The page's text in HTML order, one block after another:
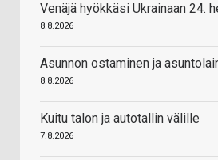
Venäjä hyökkäsi Ukrainaan 24.
8.8.2026
Asunnon ostaminen ja
8.8.2026
Kuitu talon ja autotallin välille
7.8.2026